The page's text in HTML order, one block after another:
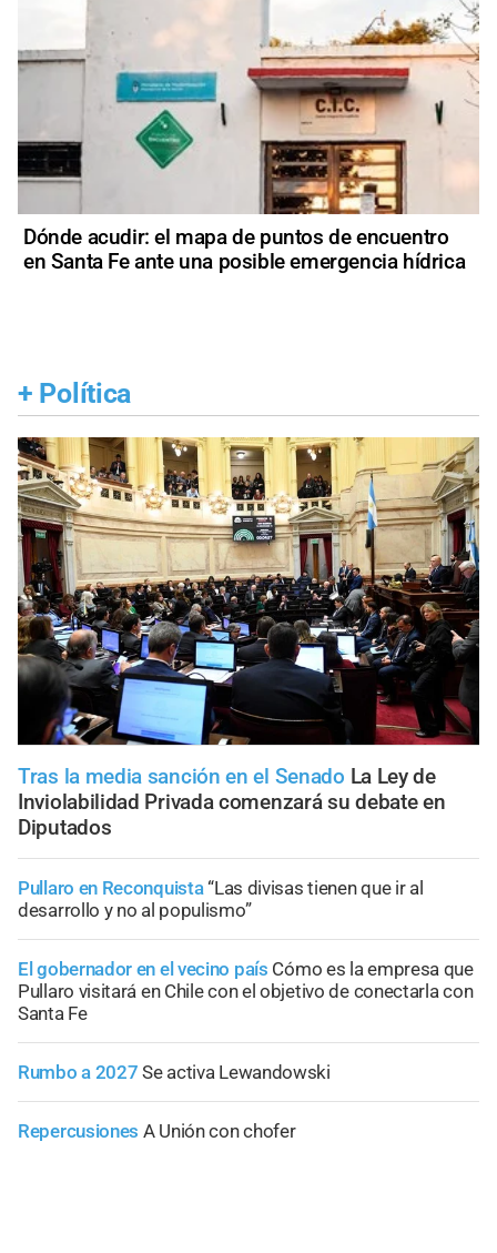
Dónde acudir: el mapa de puntos de encuentro
en Santa Fe ante una posible emergencia hídrica
+ Política
Tras la media sanción en el Senado La Ley de
Inviolabilidad Privada comenzará su debate en
Diputados
Pullaro en Reconquista“Las divisas tienen que ir al
desarrollo y no al populismo”
El gobernador en el vecino país Cómo es la empresa que
Pullaro visitará en Chile con el objetivo de conectarla con
Santa Fe
Rumbo a 2027 Se activa Lewandowski
Repercusiones A Unión con chofer